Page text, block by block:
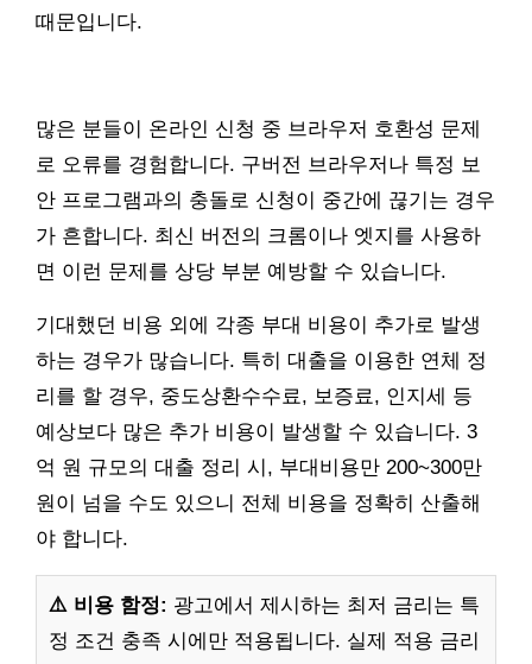
때문입니다.
많은 분들이 온라인 신청 중 브라우저 호환성 문제
로 오류를 경험합니다. 구버전 브라우저나 특정 보
안 프로그램과의 충돌로 신청이 중간에 끊기는 경우
가 흔합니다. 최신 버전의 크롬이나 엣지를 사용하
면 이런 문제를 상당 부분 예방할 수 있습니다.
기대했던 비용 외에 각종 부대 비용이 추가로 발생
하는 경우가 많습니다. 특히 대출을 이용한 연체 정
리를 할 경우, 중도상환수수료, 보증료, 인지세 등
예상보다 많은 추가 비용이 발생할 수 있습니다. 3
억 원 규모의 대출 정리 시, 부대비용만 200~300만
원이 넘을 수도 있으니 전체 비용을 정확히 산출해
야 합니다.
⚠️ 비용 함정: 광고에서 제시하는 최저 금리는 특
정 조건 충족 시에만 적용됩니다. 실제 적용 금리